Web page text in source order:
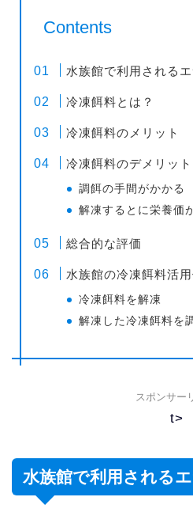
Contents
水族館で利用される
冷凍餌料とは？
冷凍餌料のメリット
冷凍餌料のデメリット
調餌の手間がかかる
解凍するとに栄養価
総合的な評価
水族館の冷凍餌料活
冷凍餌料を解凍
解凍した冷凍餌料を
スポンサー
t>
水族館で利用される